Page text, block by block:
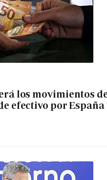
los movimientos
efectivo por España